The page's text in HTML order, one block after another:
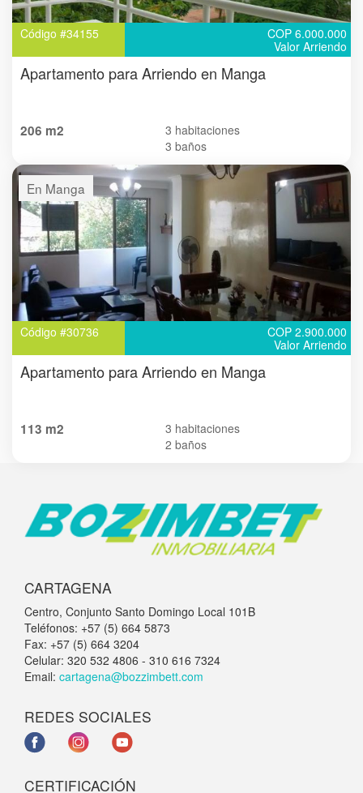
Código #34155
COP 6.000.000
Valor Arriendo
Apartamento para Arriendo en Manga
206 m2
3 habitaciones
3 baños
En Manga
Código #30736
COP 2.900.000
Valor Arriendo
Apartamento para Arriendo en Manga
113 m2
3 habitaciones
2 baños
CARTAGENA
Centro, Conjunto Santo Domingo Local 101B
Teléfonos: +57 (5) 664 5873
Fax: +57 (5) 664 3204
Celular: 320 532 4806 - 310 616 7324
Email: cartagena@bozzimbett.com
REDES SOCIALES
CERTIFICACIÓN